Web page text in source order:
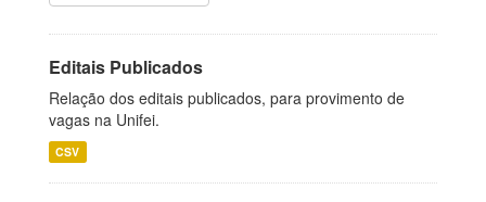
Editais Publicados
Relação dos editais publicados, para provimento de
vagas na Unifei.
CSV